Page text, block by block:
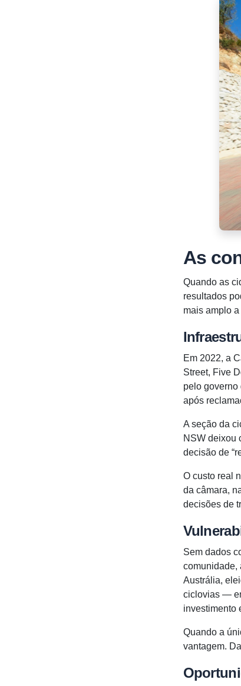
As
Quando as
resultados
mais amplo
Em 2022, a
Street, Five
pelo governo
após
A seção da
NSW deixou
decisão de
O custo real
da câmara,
decisões de
Sem dados
comunidade,
Austrália,
ciclovias —
investimento
Quando a
vantagem.